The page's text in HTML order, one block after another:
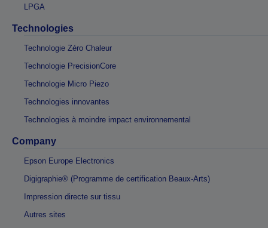
LPGA
Technologies
Technologie Zéro Chaleur
Technologie PrecisionCore
Technologie Micro Piezo
Technologies innovantes
Technologies à moindre impact environnemental
Company
Epson Europe Electronics
Digigraphie® (Programme de certification Beaux-Arts)
Impression directe sur tissu
Autres sites